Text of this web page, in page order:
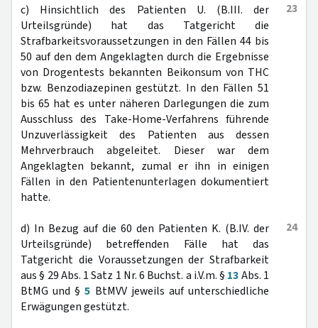
23
c) Hinsichtlich des Patienten U. (B.III. der
Urteilsgründe) hat das Tatgericht die
Strafbarkeitsvoraussetzungen in den Fällen 44 bis
50 auf den dem Angeklagten durch die Ergebnisse
von Drogentests bekannten Beikonsum von THC
bzw. Benzodiazepinen gestützt. In den Fällen 51
bis 65 hat es unter näheren Darlegungen die zum
Ausschluss des Take-Home-Verfahrens führende
Unzuverlässigkeit des Patienten aus dessen
Mehrverbrauch abgeleitet. Dieser war dem
Angeklagten bekannt, zumal er ihn in einigen
Fällen in den Patientenunterlagen dokumentiert
hatte.
24
d) In Bezug auf die 60 den Patienten K. (B.IV. der
Urteilsgründe) betreffenden Fälle hat das
Tatgericht die Voraussetzungen der Strafbarkeit
aus § 29 Abs. 1 Satz 1 Nr. 6 Buchst. a i.V.m. § 13Abs. 1
BtMG und §5 BtMVV jeweils auf unterschiedliche
Erwägungen gestützt.